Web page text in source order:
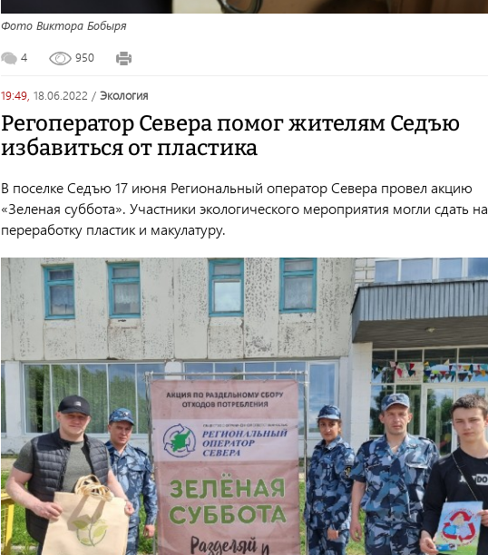
Фото Виктора Бобыря
4 950
19:49, 18.06.2022 / экология
Регоператор Севера помог жителям Седъю
избавиться от пластика
В поселке Седъю 17 июня Региональный оператор Севера провел акцию
«Зеленая суббота». Участники экологического мероприятия могли сдать на
переработку пластик и макулатуру.